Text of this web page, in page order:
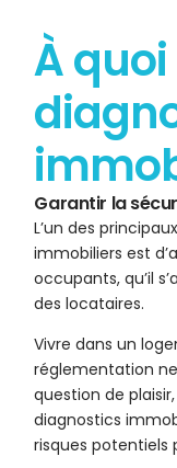
À
Garantir la
L’un des
immobiliers est
occupants, qu’il
des locataires.
Vivre dans un
réglementation
question de
diagnostics
risques potentiels